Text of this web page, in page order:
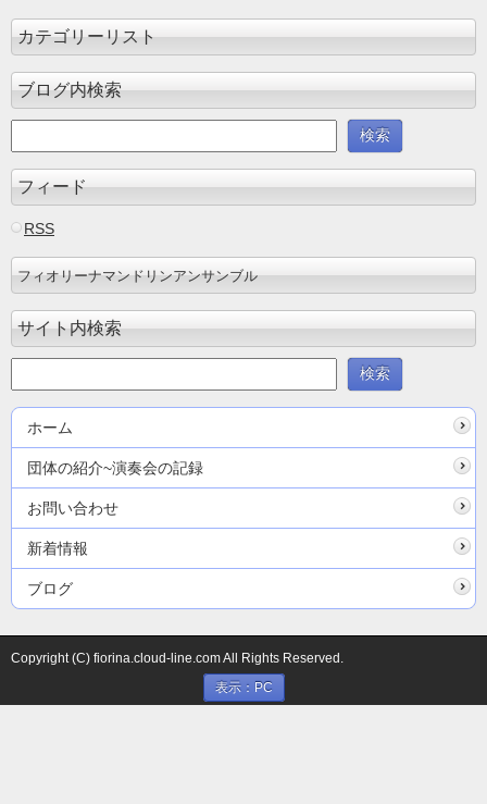
カテゴリーリスト
ブログ内検索
フィード
RSS
フィオリーナマンドリンアンサンブル
サイト内検索
ホーム
団体の紹介~演奏会の記録
お問い合わせ
新着情報
ブログ
Copyright (C) fiorina.cloud-line.com All Rights Reserved.
表示：PC